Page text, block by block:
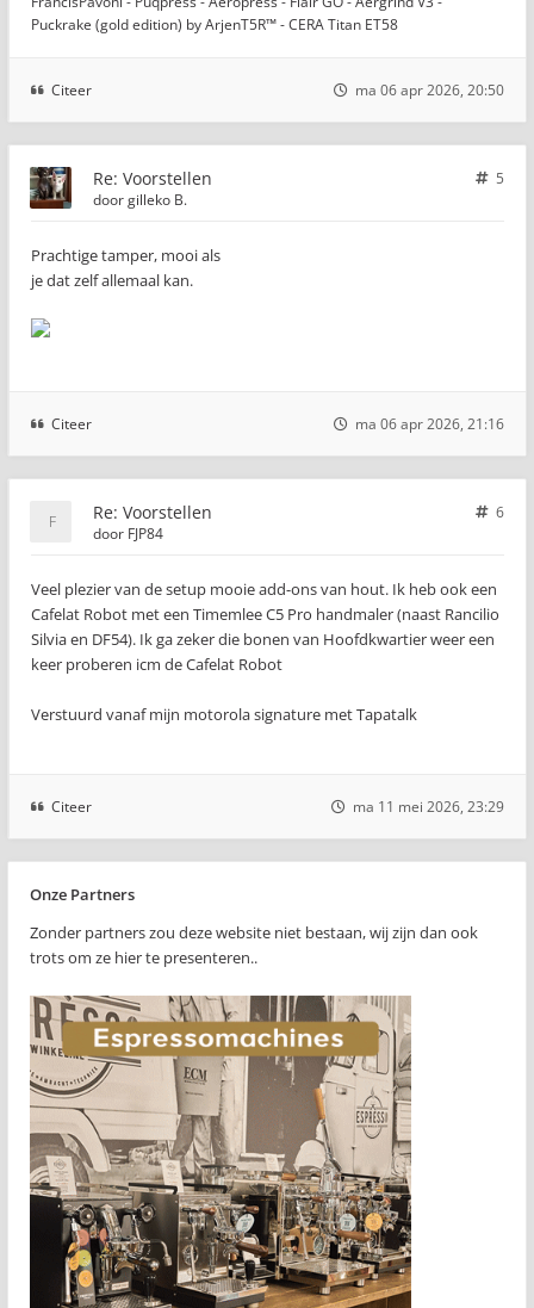
Puckrake (gold edition) by ArjenT5R™ - CERA Titan ET58
Citeer ma 06 apr 2026, 20:50
Re: Voorstellen
5
doorgilleko B.
Prachtige tamper, mooi als
je dat zelf allemaal kan.
Citeer ma 06 apr 2026, 21:16
Re: Voorstellen
6
door FJP84
Veel plezier van de setup mooie add-ons van hout. Ik heb ook een
Cafelat Robot met een Timemlee C5 Pro handmaler (naast Rancilio
Silvia en DF54). Ik ga zeker die bonen van Hoofdkwartier weer een
keer proberen icm de Cafelat Robot
Verstuurd vanaf mijn motorola signature met Tapatalk
Citeer ma 11 mei 2026, 23:29
Onze Partners
Zonder partners zou deze website niet bestaan, wij zijn dan ook
trots om ze hier te presenteren..